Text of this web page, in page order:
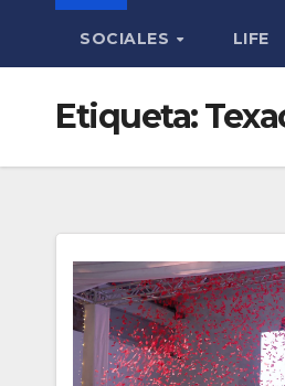
SOCIALES LIFE
Etiqueta: